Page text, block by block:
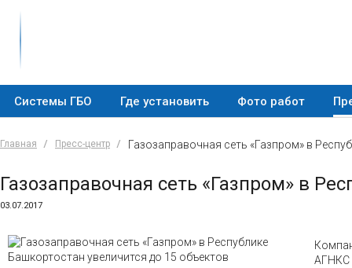
Системы ГБО Где установить Фото работ
Главная Пресс-центр Газозаправочная сеть «Газпром» в
Газозаправочная сеть «Газпром» в
03.07.2017
АГНКС